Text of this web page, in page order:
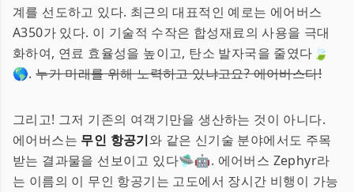
계를 선도하고 있다. 최근의 대표적인 예로는 에어버스
A350가 있다. 이 기술적 수작은 합성재료의 사용을 극대
화하여, 연료 효율성을 높이고, 탄소 발자국을 줄였다🍃
🌎.누가 미래를 위해 노력하고 있냐고요? 에어버스다!
그리고! 그저 기존의 여객기만을 생산하는 것이 아니다.
에어버스는 무인 항공기와 같은 신기술 분야에서도 주목
받는 결과물을 선보이고 있다🛸🤖. 에어버스 Zephyr라
는 이름의 이 무인 항공기는 고도에서 장시간 비행이 가능